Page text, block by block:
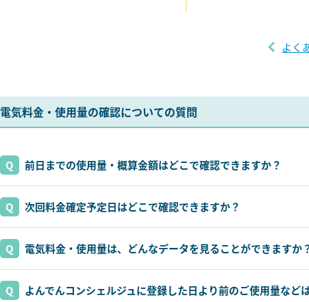
よく
電気料金・使用量の確認についての質問
前日までの使用量・概算金額はどこで確認できますか？
次回料金確定予定日はどこで確認できますか？
電気料金・使用量は、どんなデータを見ることができますか
よんでんコンシェルジュに登録した日より前のご使用量など